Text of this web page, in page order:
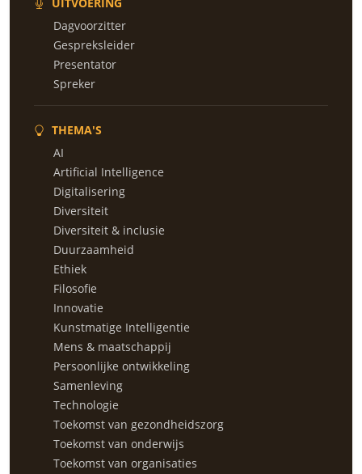
Dagvoorzitter
Gespreksleider
Presentator
Spreker
THEMA'S
AI
Artificial Intelligence
Digitalisering
Diversiteit
Diversiteit & inclusie
Duurzaamheid
Ethiek
Filosofie
Innovatie
Kunstmatige Intelligentie
Mens & maatschappij
Persoonlijke ontwikkeling
Samenleving
Technologie
Toekomst van gezondheidszorg
Toekomst van onderwijs
Toekomst van organisaties